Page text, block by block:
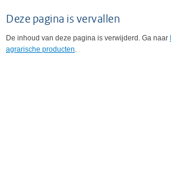
Deze pagina is vervallen
De inhoud van deze pagina is verwijderd. Ga naar
agrarische producten.